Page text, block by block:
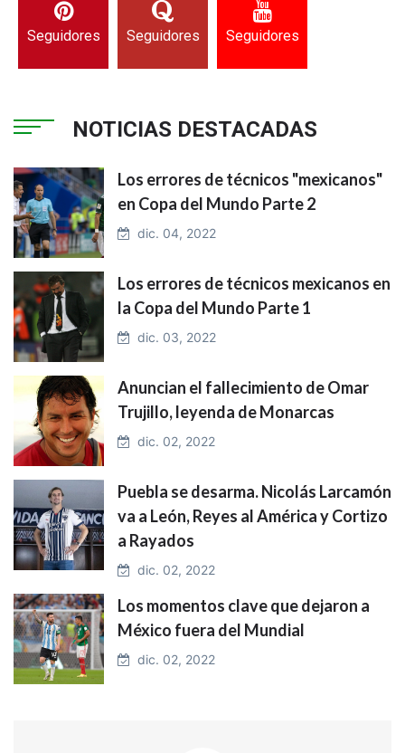
Seguidores Seguidores Seguidores
NOTICIAS DESTACADAS
Los errores de técnicos "mexicanos"
en Copa del Mundo Parte 2
dic. 04, 2022
Los errores de técnicos mexicanos en
la Copa del Mundo Parte 1
dic. 03, 2022
Anuncian el fallecimiento de Omar
Trujillo, leyenda de Monarcas
dic. 02, 2022
Puebla se desarma. Nicolás Larcamón
va a León, Reyes al América y Cortizo
a Rayados
dic. 02, 2022
Los momentos clave que dejaron a
México fuera del Mundial
dic. 02, 2022